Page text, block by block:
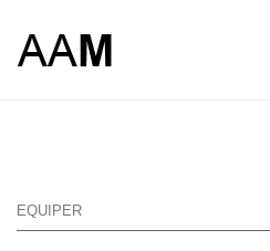
mainéquiper Menu
EQUIPER